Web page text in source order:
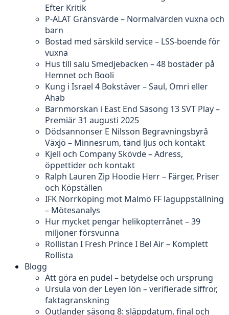
Efter Kritik
P-ALAT Gränsvärde – Normalvärden vuxna och
barn
Bostad med särskild service – LSS-boende för
vuxna
Hus till salu Smedjebacken – 48 bostäder på
Hemnet och Booli
Kung i Israel 4 Bokstäver – Saul, Omri eller
Ahab
Barnmorskan i East End Säsong 13 SVT Play –
Premiär 31 augusti 2025
Dödsannonser E Nilsson Begravningsbyrå
Växjö – Minnesrum, tänd ljus och kontakt
Kjell och Company Skövde – Adress,
öppettider och kontakt
Ralph Lauren Zip Hoodie Herr – Färger, Priser
och Köpställen
IFK Norrköping mot Malmö FF laguppställning
– Mötesanalys
Hur mycket pengar helikopterrånet – 39
miljoner försvunna
Rollistan I Fresh Prince I Bel Air – Komplett
Rollista
Blogg
Att göra en pudel – betydelse och ursprung
Ursula von der Leyen lön – verifierade siffror,
faktagranskning
Outlander säsong 8: släppdatum, final och